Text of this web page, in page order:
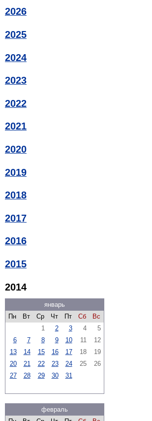
2026
2025
2024
2023
2022
2021
2020
2019
2018
2017
2016
2015
2014
январь
Пн
Вт Ср Чт Пт Сб
Вс
1
2 3 4
5
6
7 8 9 10 11
12
13
14 15 16 17 18
19
20
21 22 23 24 25
26
27
28 29 30 31
февраль